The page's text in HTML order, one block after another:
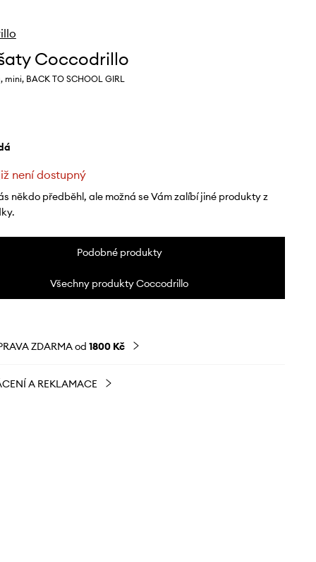
Coccodrillo
BACK TO SCHOOL GIRL
není dostupný
někdo předběhl, ale možná se Vám zalíbí jiné produkty z
Podobné produkty
Všechny produkty Coccodrillo
ZDARMA od 1800 Kč
A REKLAMACE